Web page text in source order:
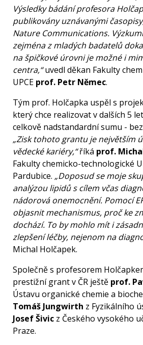
Výsledky bádání profesora
publikovány uznávanými
Nature Communications.
zejména z mladých badatelů
na špičkové úrovni je možné i
centra,“uvedl děkan Fakulty
UPCE prof. Petr Němec.
Tým prof. Holčapka uspěl s
který chce realizovat v dalších 5
celkově nadstandardní sumu -
„Zisk tohoto grantu je největším
vědecké kariéry,“říká prof.
Fakulty chemicko-technologické
Pardubice. „Doposud se moje
analýzou lipidů s cílem včas
nádorová onemocnění. Pomocí
objasnit mechanismus, proč ke
dochází. To by mohlo mít i
zlepšení léčby, nejenom na
Michal Holčapek.
Společně s profesorem
prestižní grant v ČR ještě prof.
Ústavu organické chemie a
Tomáš Jungwirth z Fyzikálního
Josef Šivic z Českého vysokého
Praze.